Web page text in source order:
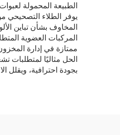
الطبيعة المحمولة
يوفر الطلاء التصحيحي
المخاوف بشأن تباين
ممتازة في إدارة
الحل مثاليًا لمتطلبات
بجودة احترافية، ويقلل